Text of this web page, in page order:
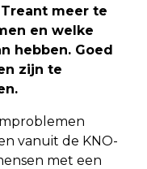
meer te
en welke
hebben. Goed
zijn te
vanuit de KNO-
met een